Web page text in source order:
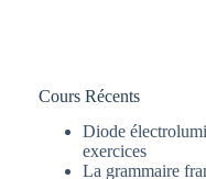
Cours Récents
Diode
exercices
La grammaire